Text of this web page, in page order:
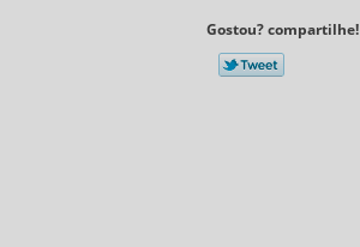
Gostou? compartilhe!